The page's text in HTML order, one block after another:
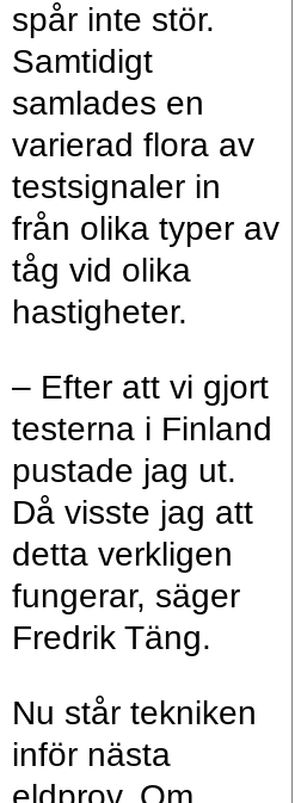
spår inte stör.
Samtidigt
samlades en
varierad flora av
testsignaler in
från olika typer av
tåg vid olika
hastigheter.
– Efter att vi gjort
testerna i Finland
pustade jag ut.
Då visste jag att
detta verkligen
fungerar, säger
Fredrik Täng.
Nu står tekniken
inför nästa